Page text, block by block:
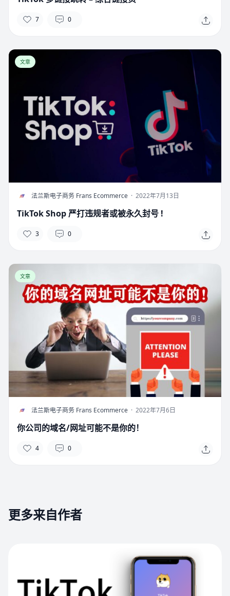
7 0
文章
F 法兰斯电子商务 Frans Ecommerce · 2022年7月13日
TikTok Shop 严打违规者或被永久封号 !
3 0
文章
F 法兰斯电子商务 Frans Ecommerce · 2022年7月6日
你公司的域名/网址可能不是你的！
4 0
更多来自作者